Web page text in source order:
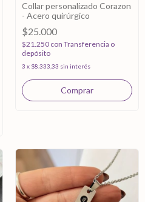
Collar personalizado Corazon
- Acero quirúrgico
$25.000
$21.250 con Transferencia o
depósito
3 x $8.333,33 sin interés
Comprar